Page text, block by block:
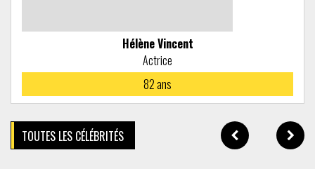
Hélène Vincent
Actrice
82ans
TOUTES LES CÉLÉBRITÉS